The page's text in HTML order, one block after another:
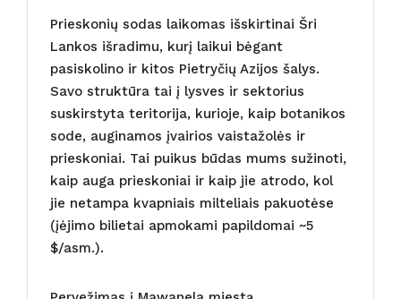
Prieskonių sodas laikomas išskirtinai Šri
Lankos išradimu, kurį laikui bėgant
pasiskolino ir kitos Pietryčių Azijos šalys.
Savo struktūra tai į lysves ir sektorius
suskirstyta teritorija, kurioje, kaip botanikos
sode, auginamos įvairios vaistažolės ir
prieskoniai. Tai puikus būdas mums sužinoti,
kaip auga prieskoniai ir kaip jie atrodo, kol
jie netampa kvapniais milteliais pakuotėse
(įėjimo bilietai apmokami papildomai ~5
$/asm.).